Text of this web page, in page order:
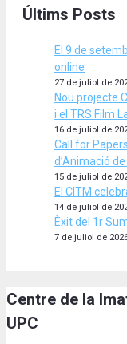
Últims Posts
El 9 de
online
27 de juliol de
Nou projecte
i el TRS Film
16 de juliol de
Call for
d’Animació
15 de juliol de
El CITM
14 de juliol de
Èxit del 1r
7 de juliol de
Centre de la
UPC